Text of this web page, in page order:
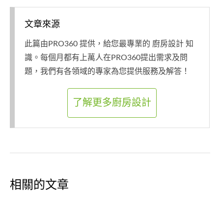
文章來源
此篇由PRO360 提供，給您最專業的 廚房設計 知
識。每個月都有上萬人在PRO360提出需求及問
題，我們有各領域的專家為您提供服務及解答！
了解更多廚房設計
相關的文章